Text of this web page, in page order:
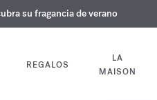
OUDvelvet mooden su pedido*
y aceites corporales hasta el 9 de
su fragancia de verano
REGALOS
LA
MAISON